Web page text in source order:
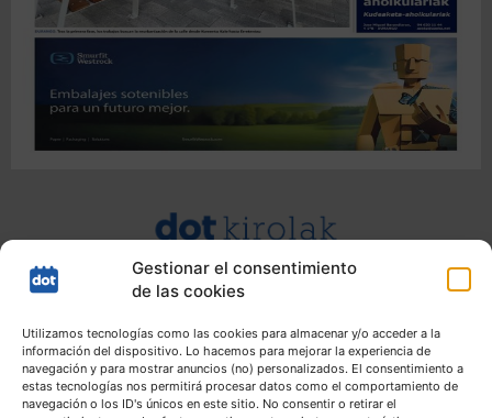
Gestionar el consentimiento
de las cookies
Utilizamos tecnologías como las cookies para almacenar y/o acceder a la
información del dispositivo. Lo hacemos para mejorar la experiencia de
navegación y para mostrar anuncios (no) personalizados. El consentimiento a
estas tecnologías nos permitirá procesar datos como el comportamiento de
navegación o los ID's únicos en este sitio. No consentir o retirar el